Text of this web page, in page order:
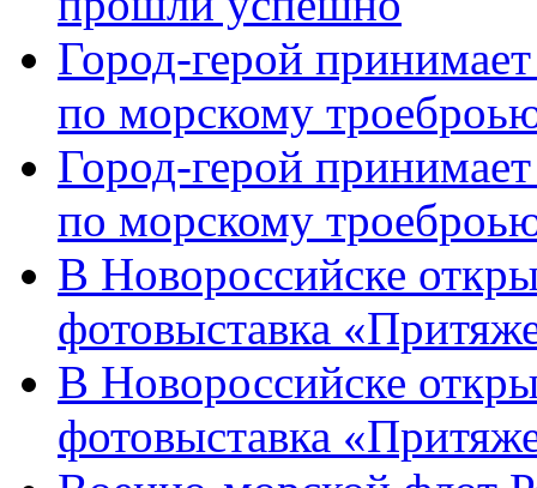
Город-герой
по морскому
Город-герой
по морскому
В Новороссийске
фотовыставка
В Новороссийске
фотовыставка